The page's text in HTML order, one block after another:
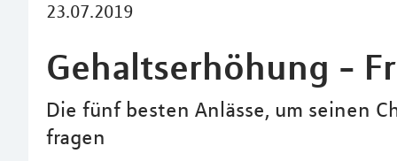
23.07.2019
Gehaltserhöhung -
Die fünf besten Anlässe, um seinen
fragen